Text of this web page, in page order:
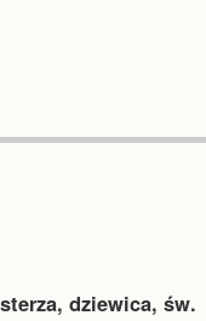
dziewica, św.